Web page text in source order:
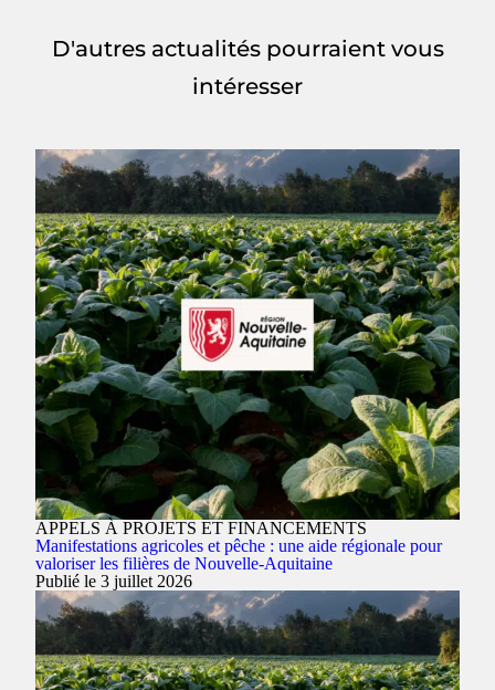
D'autres actualités pourraient vous
intéresser
APPELS À PROJETS ET FINANCEMENTS
Manifestations agricoles et pêche : une aide régionale pour
valoriser les filières de Nouvelle-Aquitaine
Publié le 3 juillet 2026